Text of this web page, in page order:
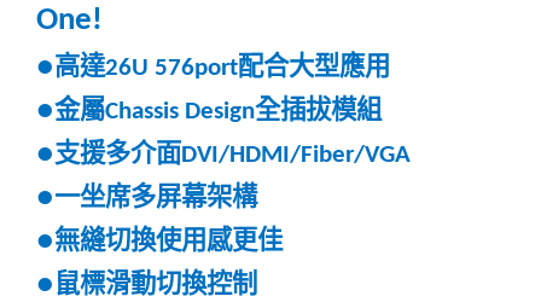
One!
●高達26U 576port配合大型應用
●金屬Chassis Design全插拔模組
●支援多介面DVI/HDMI/Fiber/VGA
●一坐席多屏幕架構
●無縫切換使用感更佳
● 鼠標滑動切換控制